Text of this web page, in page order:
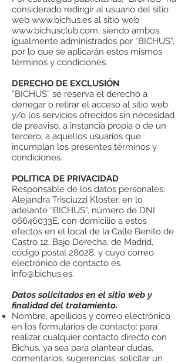
considerado redirigir al usuario del sitio
web www.bichus.es al sitio web
www.bichusclub.com, siendo ambos
igualmente administrados por “BICHUS”,
por lo que se aplicarán estos mismos
términos y condiciones.
DERECHO DE EXCLUSIÓN
“BICHUS” se reserva el derecho a
denegar o retirar el acceso al sitio web
y/o los servicios ofrecidos sin necesidad
de preaviso, a instancia propia o de un
tercero, a aquellos usuarios que
incumplan los presentes términos y
condiciones.
POLITICA DE PRIVACIDAD
Responsable de los datos personales:
Alejandra Trisciuzzi Kloster, en lo
adelante “BICHUS”, número de DNI
06646033E, con domicilio a estos
efectos en el local de la Calle Benito de
Castro 12, Bajo Derecha, de Madrid,
código postal 28028, y cuyo correo
electrónico de contacto es
info@bichus.es.
Datos solicitados en el sitio web y
finalidad del tratamiento.
Nombre, apellidos y correo electrónico
en los formularios de contacto: para
realizar cualquier contacto directo con
Bichus, ya sea para plantear dudas,
comentarios, sugerencias, solicitar un